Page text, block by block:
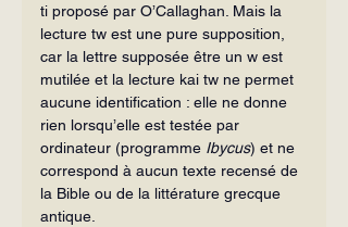
ti proposé par O’Callaghan. Mais la
lecture tw est une pure supposition,
car la lettre supposée être un w est
mutilée et la lecture kai tw ne permet
aucune identification : elle ne donne
rien lorsqu’elle est testée par
ordinateur (programme Ibycus) et ne
correspond à aucun texte recensé de
la Bible ou de la littérature grecque
antique.